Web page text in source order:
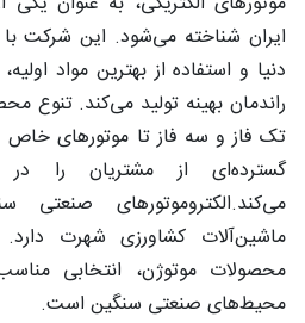
ایران شناخته می‌شود. این شرکت
دنیا و استفاده از بهترین مواد
راندمان بهینه تولید می‌کند. تنوع
تک فاز و سه فاز تا موتورهای خاص
گسترده‌ای از مشتریان را در
می‌کند.الکتروموتورهای
ماشین‌آلات کشاورزی شهرت
محصولات موتوژن، انتخابی
محیط‌های صنعتی سنگین است.